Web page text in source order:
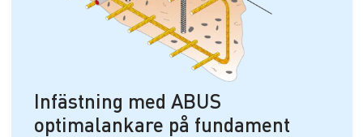
Infästning med ABUS
optimalankare på fundament